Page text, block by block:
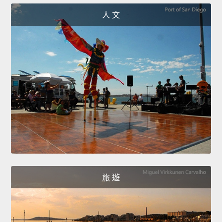
人 文
旅 遊